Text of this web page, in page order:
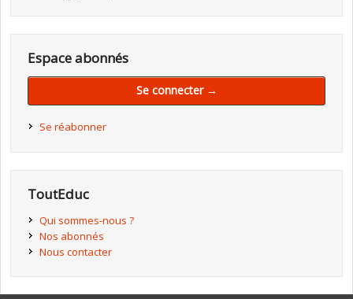
Espace abonnés
Se connecter →
Se réabonner
ToutEduc
Qui sommes-nous ?
Nos abonnés
Nous contacter